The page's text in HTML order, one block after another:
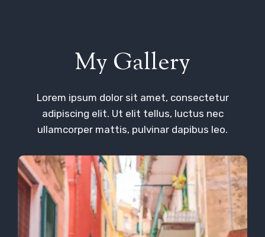
My Gallery
Lorem ipsum dolor sit amet, consectetur
adipiscing elit. Ut elit tellus, luctus nec
ullamcorper mattis, pulvinar dapibus leo.